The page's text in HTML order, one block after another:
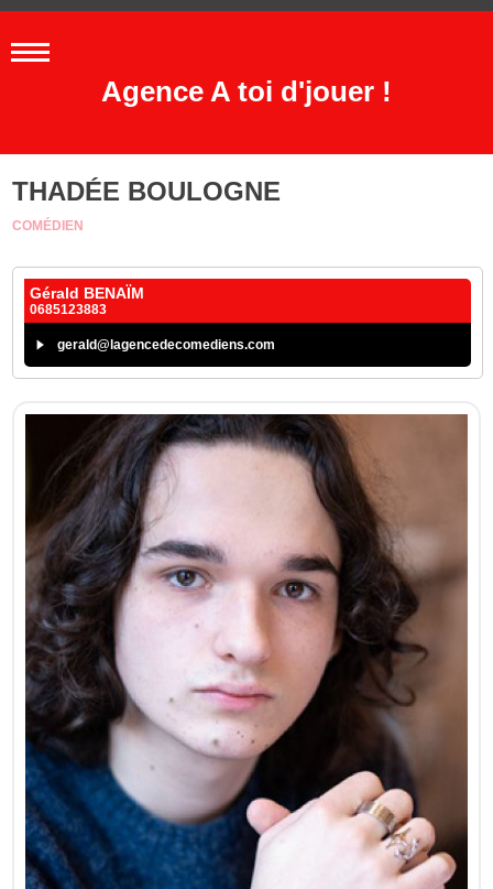
Agence A toi d'jouer !
THADÉE BOULOGNE
COMÉDIEN
Gérald BENAÏM
0685123883
gerald@lagencedecomediens.com